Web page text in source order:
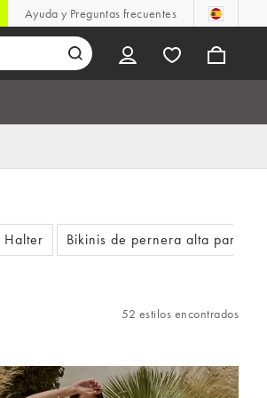
Ayuda y Preguntas frecuentes
Halter Bikinis de pernera alta para
52 estilos encontrados